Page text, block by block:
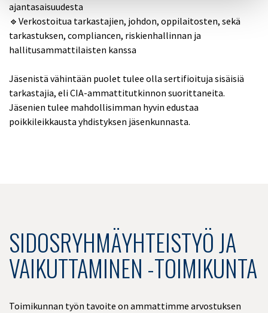
ajantasaisuudesta
🔹Verkostoitua tarkastajien, johdon, oppilaitosten, sekä
tarkastuksen, compliancen, riskienhallinnan ja
hallitusammattilaisten kanssa
Jäsenistä vähintään puolet tulee olla sertifioituja sisäisiä
tarkastajia, eli CIA-ammattitutkinnon suorittaneita.
Jäsenien tulee mahdollisimman hyvin edustaa
poikkileikkausta yhdistyksen jäsenkunnasta.
SIDOSRYHMÄYHTEISTYÖ JA
VAIKUTTAMINEN -TOIMIKUNTA
Toimikunnan työn tavoite on ammattimme arvostuksen